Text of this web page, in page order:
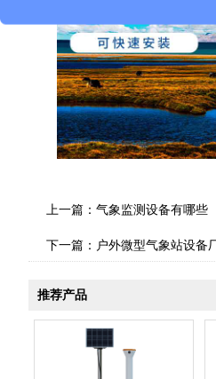
上一篇： 气象监测设备有哪些
下一篇： 户外微型气象站设备
推荐产品